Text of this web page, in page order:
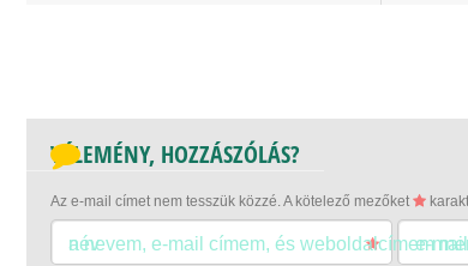
VÉLEMÉNY, HOZZÁSZÓLÁS?
Az e-mail címet nem tesszük közzé.A kötelező mezőket
név e-
a nevem, e-mail címem, és weboldalcímem